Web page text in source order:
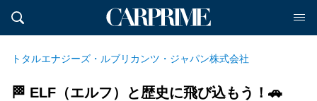
トタルエナジーズ・ルブリカンツ・ジャパン株式会社
🏁 ELF（エルフ）と歴史に飛び込もう！🚗